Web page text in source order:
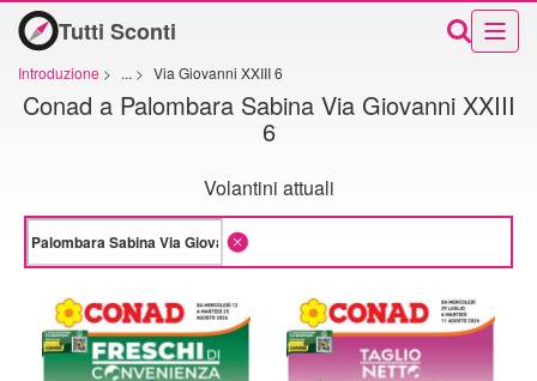
Tutti Sconti
Introduzione > ... > Via Giovanni XXIII 6
Conad a Palombara Sabina Via Giovanni XXIII
6
Volantini attuali